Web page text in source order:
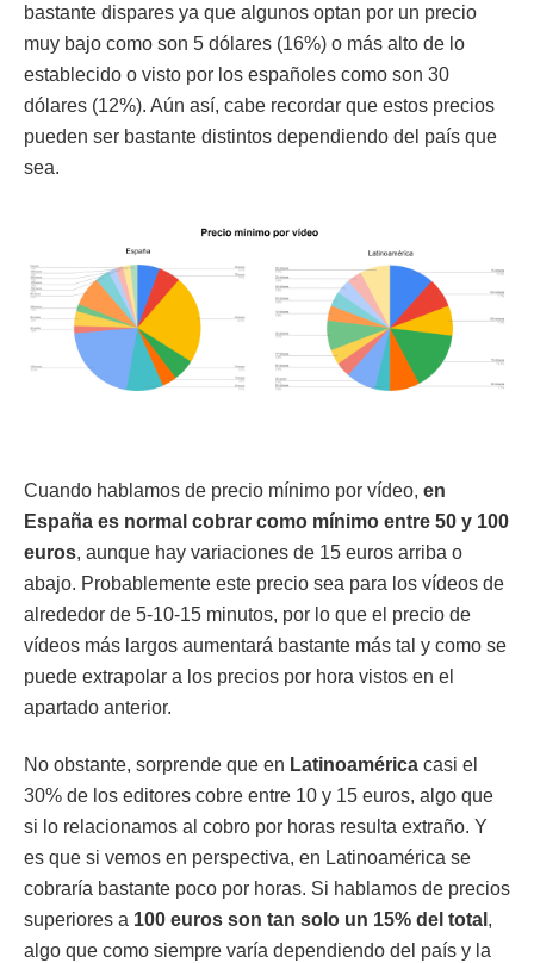
bastante dispares ya que algunos optan por un precio
muy bajo como son 5 dólares (16%) o más alto de lo
establecido o visto por los españoles como son 30
dólares (12%). Aún así, cabe recordar que estos precios
pueden ser bastante distintos dependiendo del país que
sea.
Cuando hablamos de precio mínimo por vídeo, en
España es normal cobrar como mínimo entre 50 y 100
euros, aunque hay variaciones de 15 euros arriba o
abajo. Probablemente este precio sea para los vídeos de
alrededor de 5-10-15 minutos, por lo que el precio de
vídeos más largos aumentará bastante más tal y como se
puede extrapolar a los precios por hora vistos en el
apartado anterior.
No obstante, sorprende que en Latinoamérica casi el
30% de los editores cobre entre 10 y 15 euros, algo que
si lo relacionamos al cobro por horas resulta extraño. Y
es que si vemos en perspectiva, en Latinoamérica se
cobraría bastante poco por horas. Si hablamos de precios
superiores a 100 euros son tan solo un 15% del total ,
algo que como siempre varía dependiendo del país y la